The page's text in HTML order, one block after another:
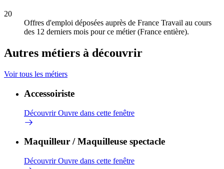
20
Offres d'emploi déposées auprès de France Travail au cours
des 12 derniers mois pour ce métier (France entière).
Autres métiers à découvrir
Voir tous les métiers
Accessoiriste
DécouvrirOuvre dans cette fenêtre
Maquilleur / Maquilleuse spectacle
DécouvrirOuvre dans cette fenêtre